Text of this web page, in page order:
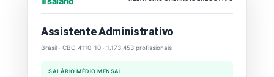
Assistente Administrativo
Brasil · CBO 4110-10 · 1.173.453 profissionais
SALÁRIO MÉDIO MENSAL